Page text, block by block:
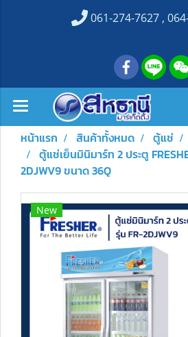
061-274-7627 ,
หน้าแรก สินค้าทั้งหมด ตู้แช่
ตู้แช่เย็นมินิมาร์ท 2 ประตู
2DJWV9 ขนาด 36Q
New